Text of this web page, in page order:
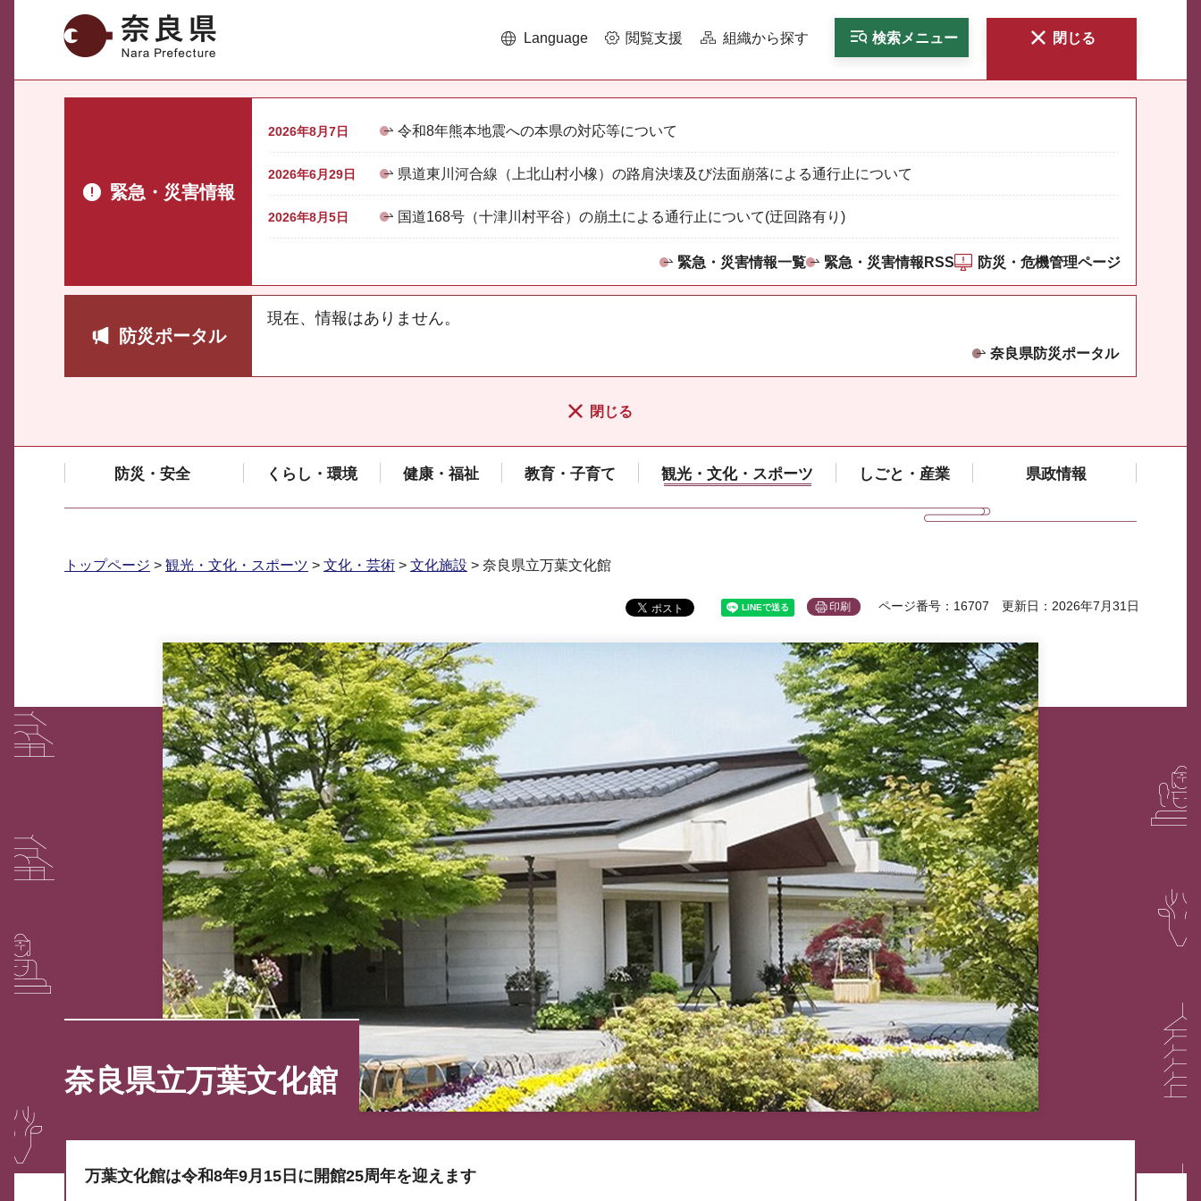
奈良県 Language 閲覧支援 組織から探す 検索メニュー 閉じる
緊急・災害情報
2026年8月7日 令和8年熊本地震への本県の対応等について
2026年6月29日 県道東川河合線（上北山村小橡）の路肩決壊及び法面崩落による通行止について
2026年8月5日 国道168号（十津川村平谷）の崩土による通行止について(迂回路有り)
緊急・災害情報一覧 緊急・災害情報RSS 防災・危機管理ページ
防災ポータル
現在、情報はありません。
奈良県防災ポータル
閉じる
防災・安全 くらし・環境 健康・福祉 教育・子育て 観光・文化・スポーツ しごと・産業 県政情報
トップページ > 観光・文化・スポーツ > 文化・芸術 > 文化施設 > 奈良県立万葉文化館
印刷 ページ番号：16707 更新日：2026年7月31日
奈良県立万葉文化館
万葉文化館は令和8年9月15日に開館25周年を迎えます